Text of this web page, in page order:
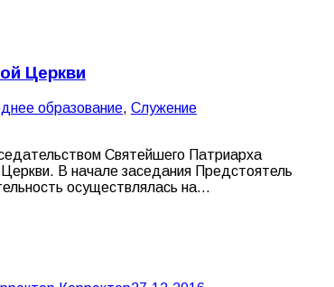
Церкви
образование, Служение
Святейшего Патриарха
В начале заседания Предстоятель
осуществлялась на…